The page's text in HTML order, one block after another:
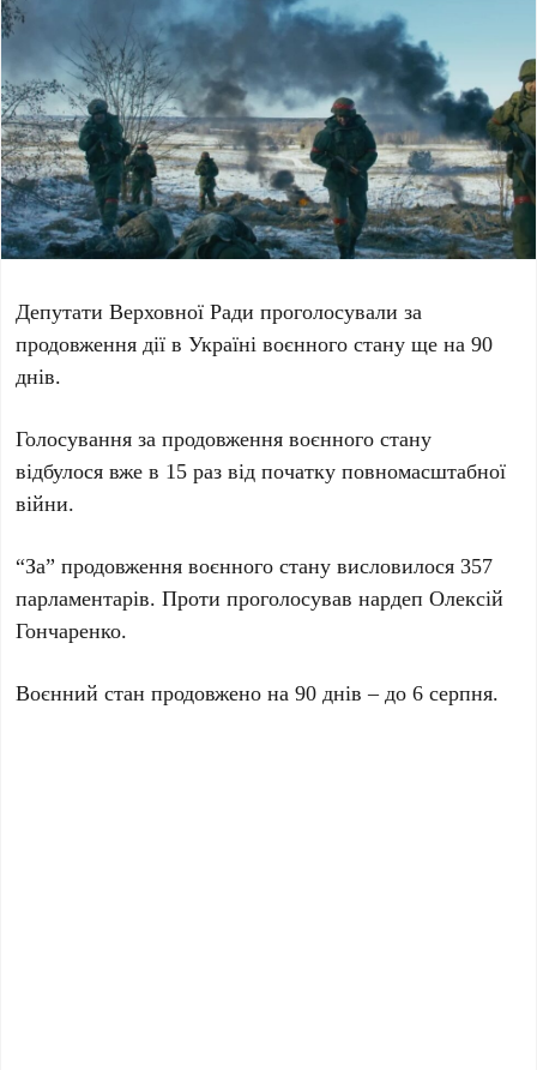
Депутати Верховної Ради проголосували за
продовження дії в Україні воєнного стану ще на 90
днів.
Голосування за продовження воєнного стану
відбулося вже в 15 раз від початку повномасштабної
війни.
“За” продовження воєнного стану висловилося 357
парламентарів. Проти проголосував нардеп Олексій
Гончаренко.
Воєнний стан продовжено на 90 днів – до 6 серпня.